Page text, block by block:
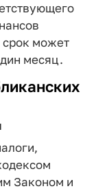
может
месяц.
Законом и